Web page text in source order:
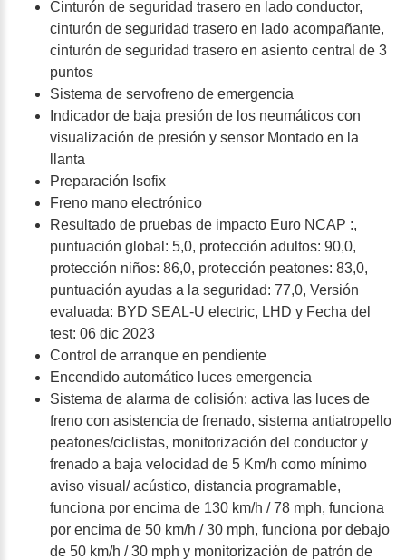
Cinturón de seguridad trasero en lado conductor,
cinturón de seguridad trasero en lado acompañante,
cinturón de seguridad trasero en asiento central de 3
puntos
Sistema de servofreno de emergencia
Indicador de baja presión de los neumáticos con
visualización de presión y sensor Montado en la
llanta
Preparación Isofix
Freno mano electrónico
Resultado de pruebas de impacto Euro NCAP :,
puntuación global: 5,0, protección adultos: 90,0,
protección niños: 86,0, protección peatones: 83,0,
puntuación ayudas a la seguridad: 77,0, Versión
evaluada: BYD SEAL-U electric, LHD y Fecha del
test: 06 dic 2023
Control de arranque en pendiente
Encendido automático luces emergencia
Sistema de alarma de colisión: activa las luces de
freno con asistencia de frenado, sistema antiatropello
peatones/ciclistas, monitorización del conductor y
frenado a baja velocidad de 5 Km/h como mínimo
aviso visual/ acústico, distancia programable,
funciona por encima de 130 km/h / 78 mph, funciona
por encima de 50 km/h / 30 mph, funciona por debajo
de 50 km/h / 30 mph y monitorización de patrón de